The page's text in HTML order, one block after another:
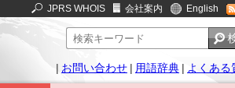
JPRS WHOIS 会社案内 English
| お問い合わせ | 用語辞典 | よくある